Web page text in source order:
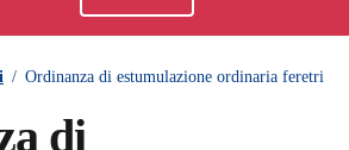
/ Ordinanza di estumulazione ordinaria feretri
di